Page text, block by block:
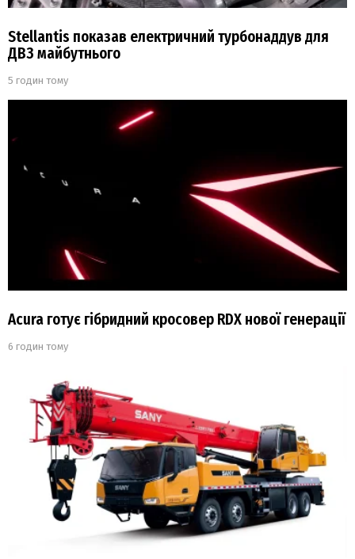
Stellantis показав електричний турбонаддув для
ДВЗ майбутнього
5 годин тому
Acura готує гібридний кросовер RDX нової генерації
6 годин тому